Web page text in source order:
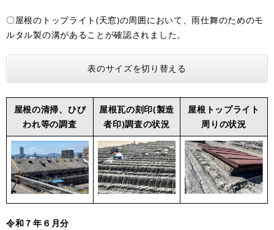
〇屋根のトップライト(天窓)の周囲において、雨仕舞のためのモ
ルタル製の溝があることが確認されました。
表のサイズを切り替える
屋根の清掃、ひび
われ等の調査
屋根瓦の刻印(製造
者印)調査の状況
屋根トップライト
周りの状況
令和７年６月分